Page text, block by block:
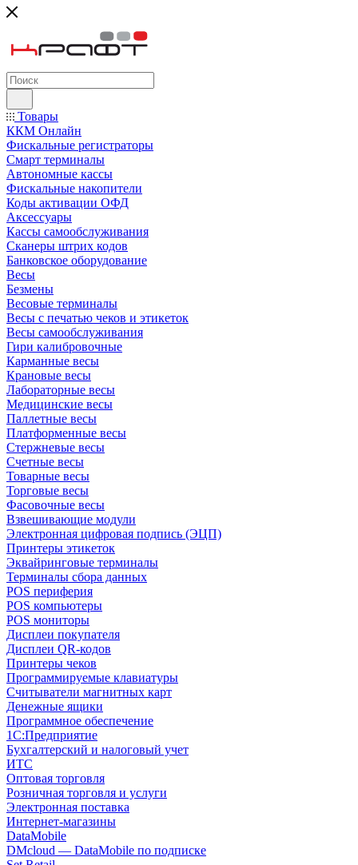
Товары
ККМ Онлайн
Фискальные регистраторы
Смарт терминалы
Автономные кассы
Фискальные накопители
Коды активации ОФД
Аксессуары
Кассы самообслуживания
Сканеры штрих кодов
Банковское оборудование
Весы
Безмены
Весовые терминалы
Весы с печатью чеков и этикеток
Весы самообслуживания
Гири калибровочные
Карманные весы
Крановые весы
Лабораторные весы
Медицинские весы
Паллетные весы
Платформенные весы
Стержневые весы
Счетные весы
Товарные весы
Торговые весы
Фасовочные весы
Взвешивающие модули
Электронная цифровая подпись (ЭЦП)
Принтеры этикеток
Эквайринговые терминалы
Терминалы сбора данных
POS периферия
POS компьютеры
POS мониторы
Дисплеи покупателя
Дисплеи QR-кодов
Принтеры чеков
Программируемые клавиатуры
Считыватели магнитных карт
Денежные ящики
Программное обеспечение
1С:Предприятие
Бухгалтерский и налоговый учет
ИТС
Оптовая торговля
Розничная торговля и услуги
Электронная поставка
Интернет-магазины
DataMobile
DMcloud — DataMobile по подписке